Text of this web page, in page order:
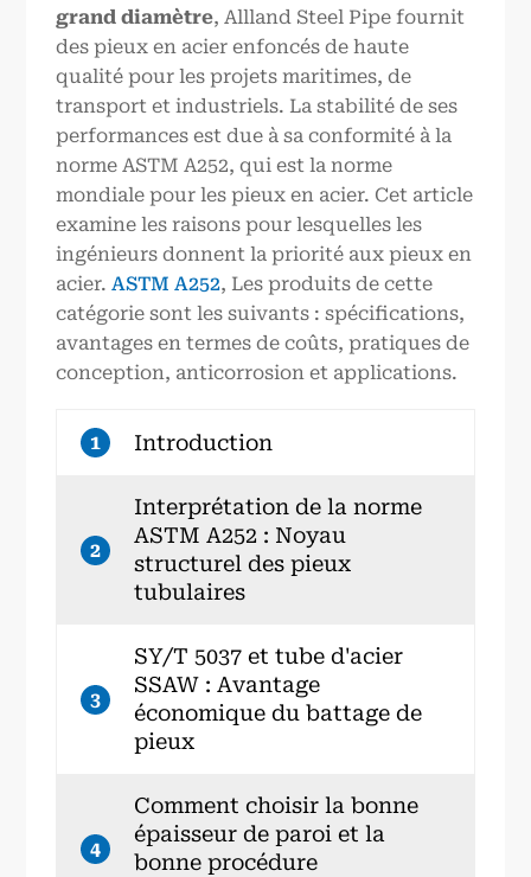
grand diamètre, Allland Steel Pipe fournit
des pieux en acier enfoncés de haute
qualité pour les projets maritimes, de
transport et industriels. La stabilité de ses
performances est due à sa conformité à la
norme ASTM A252, qui est la norme
mondiale pour les pieux en acier. Cet article
examine les raisons pour lesquelles les
ingénieurs donnent la priorité aux pieux en
acier. ASTM A252, Les produits de cette
catégorie sont les suivants : spécifications,
avantages en termes de coûts, pratiques de
conception, anticorrosion et applications.
1 Introduction
2
Interprétation de la norme
ASTM A252 : Noyau
structurel des pieux
tubulaires
3
SY/T 5037 et tube d'acier
SSAW : Avantage
économique du battage de
pieux
4
Comment choisir la bonne
épaisseur de paroi et la
bonne procédure